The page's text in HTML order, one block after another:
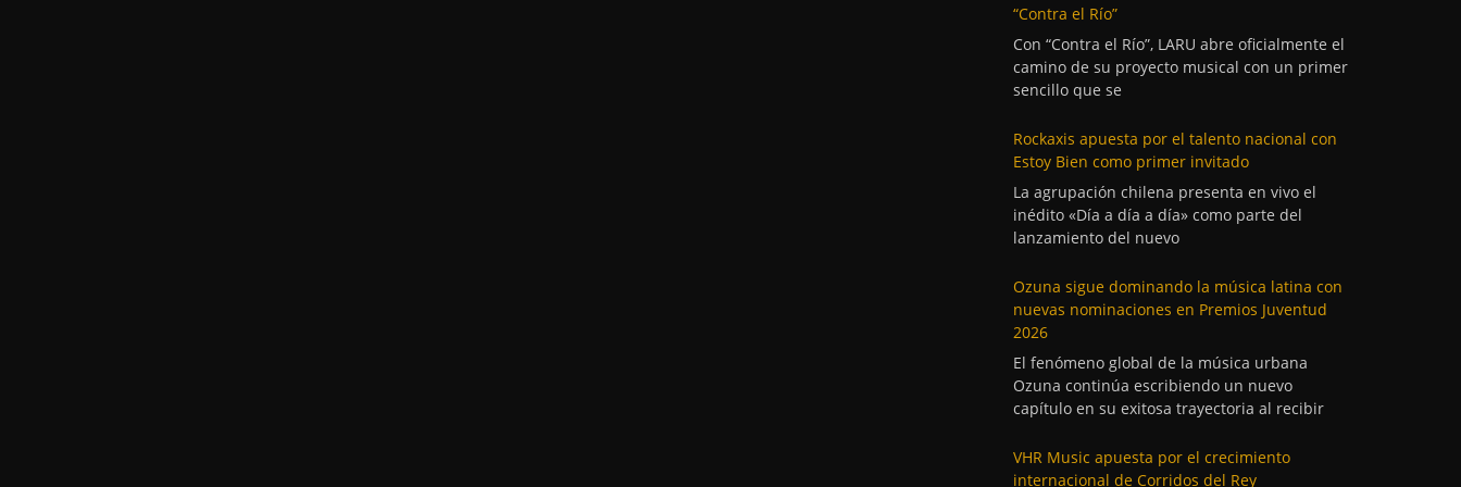
“Contra el Río”
Con “Contra el Río”, LARU abre oficialmente el
camino de su proyecto musical con un primer
sencillo que se
Rockaxis apuesta por el talento nacional con
Estoy Bien como primer invitado
La agrupación chilena presenta en vivo el
inédito «Día a día a día» como parte del
lanzamiento del nuevo
Ozuna sigue dominando la música latina con
nuevas nominaciones en Premios Juventud
2026
El fenómeno global de la música urbana
Ozuna continúa escribiendo un nuevo
capítulo en su exitosa trayectoria al recibir
VHR Music apuesta por el crecimiento
internacional de Corridos del Rey